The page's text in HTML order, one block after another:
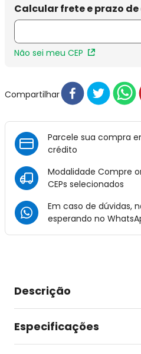
Não sei meu CEP
Compartilhar
Parcele sua compra
crédito
Modalidade Compre
CEPs selecionados
Em caso de dúvidas,
esperando no
Descrição
Especificações